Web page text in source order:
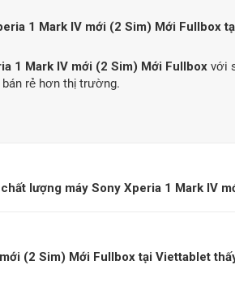
khác nhiều so với phiên bản tiền
1 Mark IV mới (2 Sim) Mới Fullbox
1 Mark IV mới (2 Sim) Mới Fullbox với
rẻ hơn thị trường.
lượng máy Sony Xperia 1 Mark IV
(2 Sim) Mới Fullbox tại Viettablet